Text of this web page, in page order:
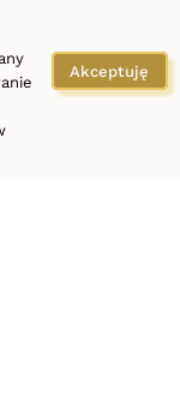
Akceptuję